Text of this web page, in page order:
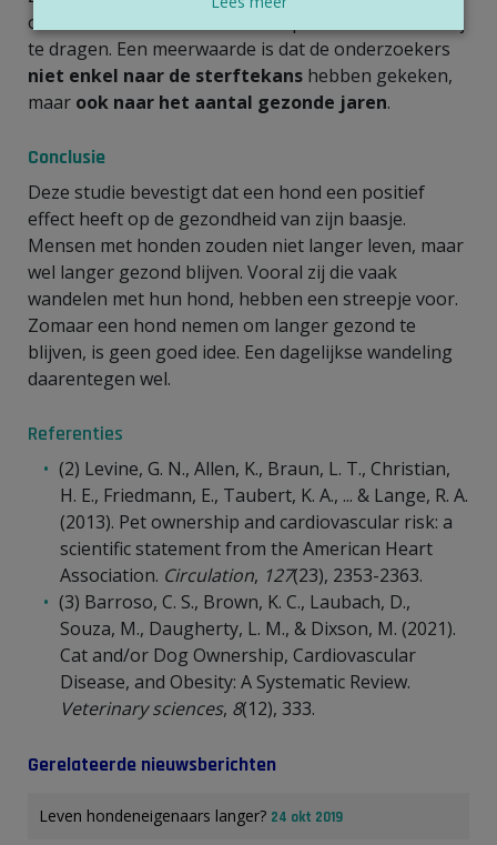
onderzoek. Deze nieuwe studie probeert daaraan bij
te dragen. Een meerwaarde is dat de onderzoekers
niet enkel naar de sterftekans hebben gekeken,
maar ook naar het aantal gezonde jaren.
Conclusie
Deze studie bevestigt dat een hond een positief
effect heeft op de gezondheid van zijn baasje.
Mensen met honden zouden niet langer leven, maar
wel langer gezond blijven. Vooral zij die vaak
wandelen met hun hond, hebben een streepje voor.
Zomaar een hond nemen om langer gezond te
blijven, is geen goed idee. Een dagelijkse wandeling
daarentegen wel.
Referenties
(2) Levine, G. N., Allen, K., Braun, L. T., Christian,
H. E., Friedmann, E., Taubert, K. A., ... & Lange, R. A.
(2013). Pet ownership and cardiovascular risk: a
scientific statement from the American Heart
Association. Circulation, 127(23), 2353-2363.
(3) Barroso, C. S., Brown, K. C., Laubach, D.,
Souza, M., Daugherty, L. M., & Dixson, M. (2021).
Cat and/or Dog Ownership, Cardiovascular
Disease, and Obesity: A Systematic Review.
Veterinary sciences, 8(12), 333.
Gerelateerde nieuwsberichten
Leven hondeneigenaars langer? 24 okt 2019